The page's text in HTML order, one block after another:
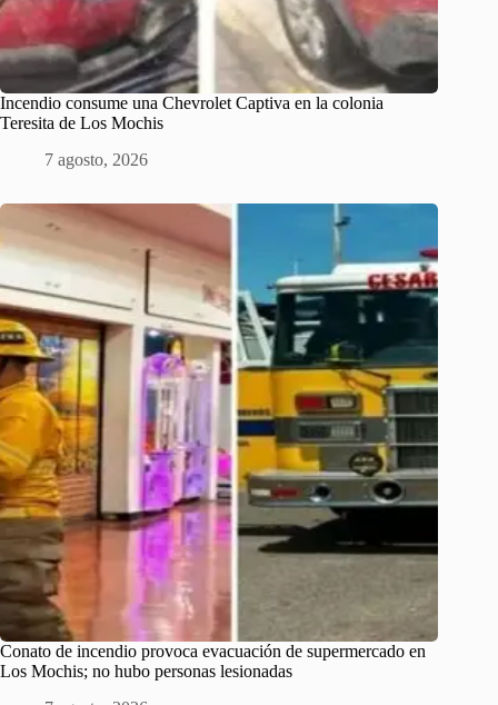
Incendio consume una Chevrolet Captiva en la colonia
Teresita de Los Mochis
7 agosto, 2026
Conato de incendio provoca evacuación de supermercado en
Los Mochis; no hubo personas lesionadas